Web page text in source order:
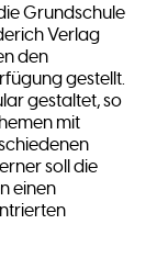
Grundschule
Verlag
den
gestellt.
gestaltet, so
mit
soll die
einen